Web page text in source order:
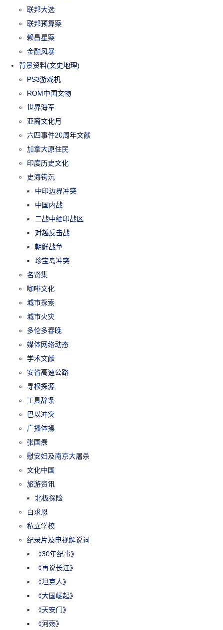
联邦大选
联邦预算案
赖昌星案
金融风暴
背景资料(文史地理)
PS3游戏机
ROM中国文物
世界海军
亚裔文化月
六四事件20周年文献
加拿大原住民
印度历史文化
史海钩沉
中印边界冲突
中国内战
二战中缅印战区
对越反击战
朝鲜战争
珍宝岛冲突
名贤集
咖啡文化
城市探索
城市火灾
多伦多春晚
媒体网络动态
学术文献
安省高速公路
寻根探源
工具辞条
巴以冲突
广播体操
张国焘
慰安妇及南京大屠杀
文化中国
旅游资讯
北极探险
白求恩
私立学校
纪录片及电视解说词
《30年纪事》
《再说长江》
《坦克人》
《大国崛起》
《天安门》
《河殇》